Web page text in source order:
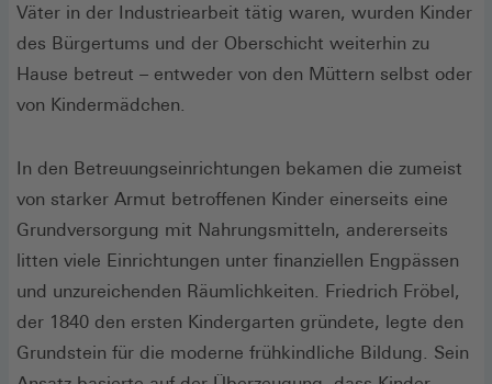
Väter in der Industriearbeit tätig waren, wurden Kinder
des Bürgertums und der Oberschicht weiterhin zu
Hause betreut – entweder von den Müttern selbst oder
von Kindermädchen.
In den Betreuungseinrichtungen bekamen die zumeist
von starker Armut betroffenen Kinder einerseits eine
Grundversorgung mit Nahrungsmitteln, andererseits
litten viele Einrichtungen unter finanziellen Engpässen
und unzureichenden Räumlichkeiten. Friedrich Fröbel,
der 1840 den ersten Kindergarten gründete, legte den
Grundstein für die moderne frühkindliche Bildung. Sein